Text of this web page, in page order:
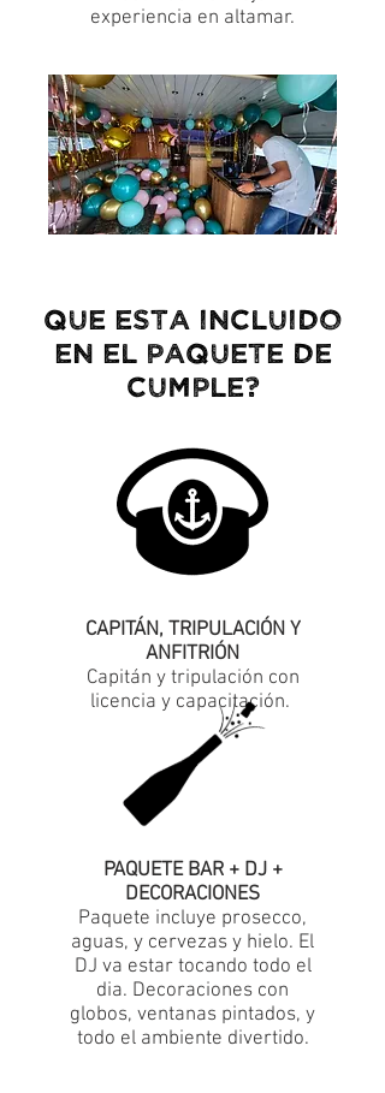
experiencia en altamar.
QUE ESTA INCLUIDO
EN el paquete de
cumple?
CAPITÁN, TRIPULACIÓN Y
ANFITRIÓN
Capitán y tripulación con
licencia y capacitación.
PAQUETE BAR + DJ +
DECORACIONES
Paquete incluye prosecco,
aguas, y cervezas y hielo. El
DJ va estar tocando todo el
dia. Decoraciones con
globos, ventanas pintados, y
todo el ambiente divertido.